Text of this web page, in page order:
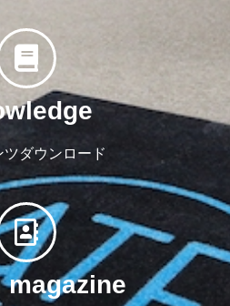
ツダウンロード
magazine